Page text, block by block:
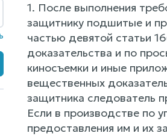
1. После выполнения
защитнику подшитые и
частью девятой статьи
доказательства и по
киносъемки и иные
вещественных
защитника следователь
Если в производстве по
предоставления им и их